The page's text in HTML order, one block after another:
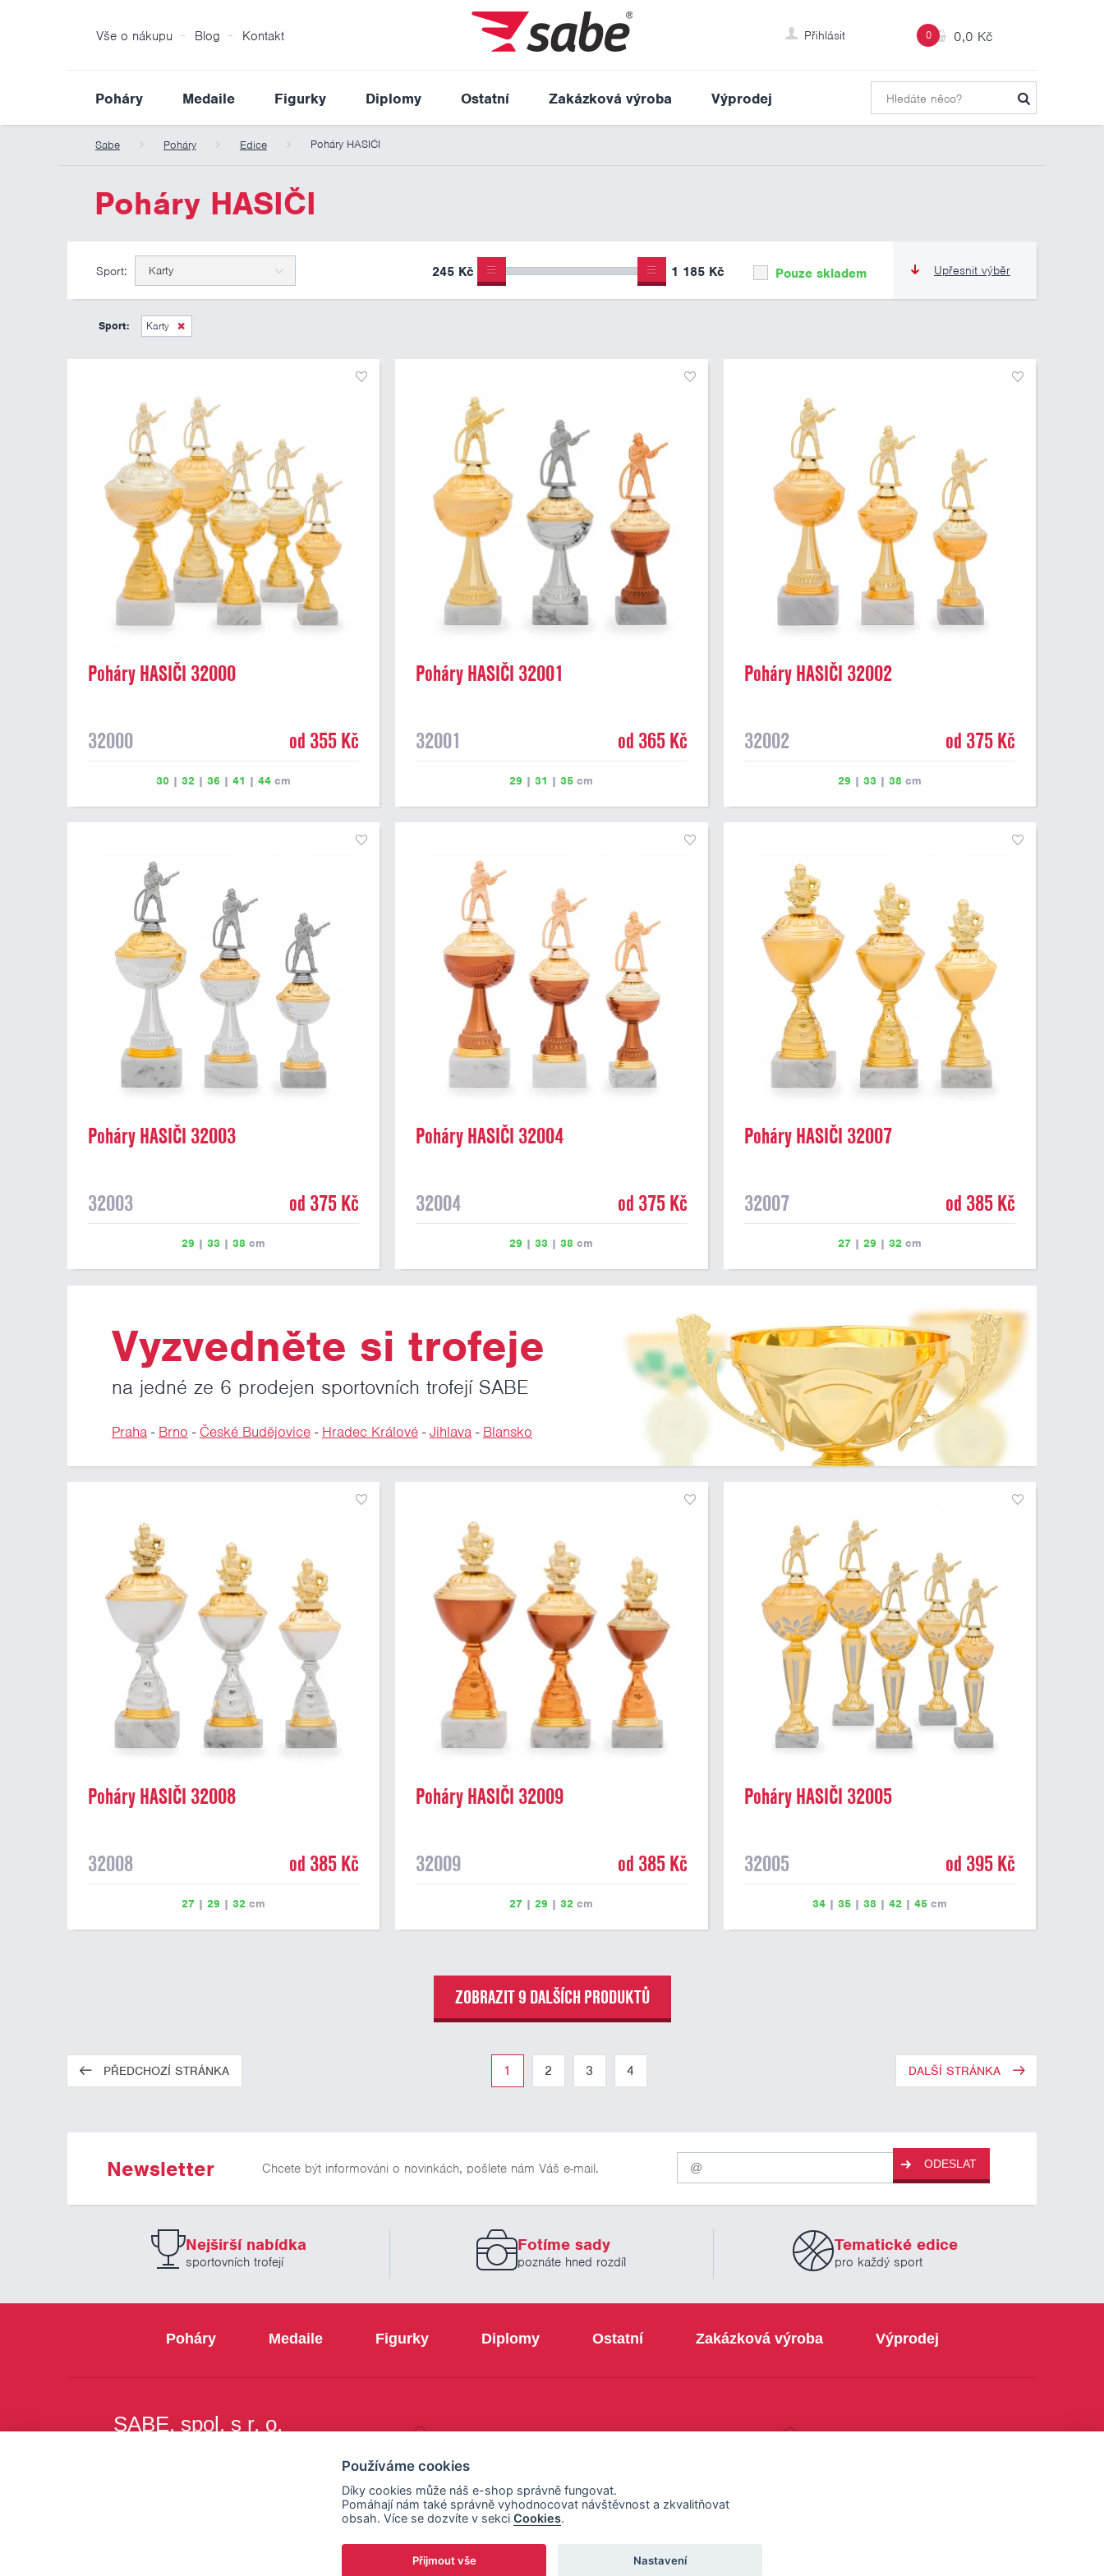
0 0,0 Kč
Přihlásit
Vše o nákupu Blog Kontakt
Poháry Medaile Figurky Diplomy Ostatní Zakázková výroba Výprodej
Sabe Poháry Edice Poháry HASIČI
Poháry HASIČI
Upřesnit výběr
Sport: Karty Pouze skladem
245 Kč 1 185 Kč
Sport: Karty
Poháry HASIČI 32000
32000 od 355 Kč
30| 32| 36| 41 | 44cm
Poháry HASIČI 32001
32001 od 365 Kč
29 |31 |35 cm
Poháry HASIČI 32002
32002 od 375 Kč
29 | 33| 38 cm
Poháry HASIČI 32003
32003 od 375 Kč
29 | 33| 38 cm
Poháry HASIČI 32004
32004 od 375 Kč
29 |33 |38 cm
Poháry HASIČI 32007
32007 od 385 Kč
27| 29 | 32cm
Vyzvedněte si trofeje
na jedné ze 6 prodejen sportovních trofejí SABE
Praha- Brno - České Budějovice- Hradec Králové-Jihlava- Blansko
Poháry HASIČI 32008
32008 od 385 Kč
27| 29 | 32cm
Poháry HASIČI 32009
32009 od 385 Kč
27 |29 |32 cm
Poháry HASIČI 32005
32005 od 395 Kč
34| 35| 38 | 42| 45cm
ZOBRAZIT 9 DALŠÍCH PRODUKTŮ
PŘEDCHOZÍ STRÁNKA 1 2 3 4 DALŠÍ STRÁNKA
Newsletter Chcete být informováni o novinkách, pošlete nám Váš e-mail.
Pro
odběr
našich
novinek
ODESLAT
Nejširší nabídka
sportovních trofejí
Fotíme sady
poznáte hned rozdíl
Tematické edice
pro každý sport
Poháry Medaile Figurky Diplomy Ostatní Zakázková výroba Výprodej
SABE, spol. s r. o.
nastavení cookies
Používáme cookies
Díky cookies může náš e-shop správně fungovat.
Pomáhají nám také správně vyhodnocovat návštěvnost a zkvalitňovat
obsah. Více se dozvíte v sekci Cookies.
Přijmout vše Nastavení